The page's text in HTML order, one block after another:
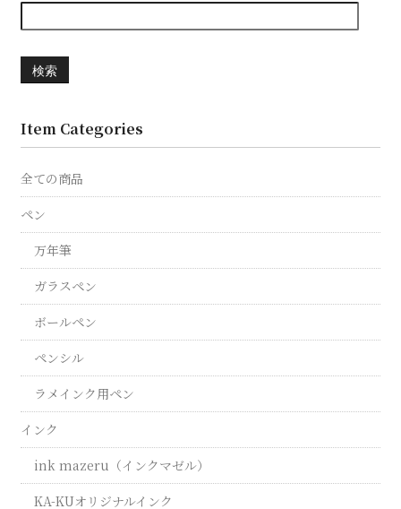
検索
Item Categories
全ての商品
ペン
万年筆
ガラスペン
ボールペン
ペンシル
ラメインク用ペン
インク
ink mazeru（インクマゼル）
KA-KUオリジナルインク